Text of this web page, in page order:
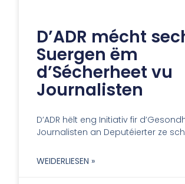
D’ADR mécht
Suergen ëm
d’Sécherheet vu
Journalisten
D’ADR hëlt eng Initiativ fir
Journalisten an Deputéierter ze
WEIDERLIESEN »